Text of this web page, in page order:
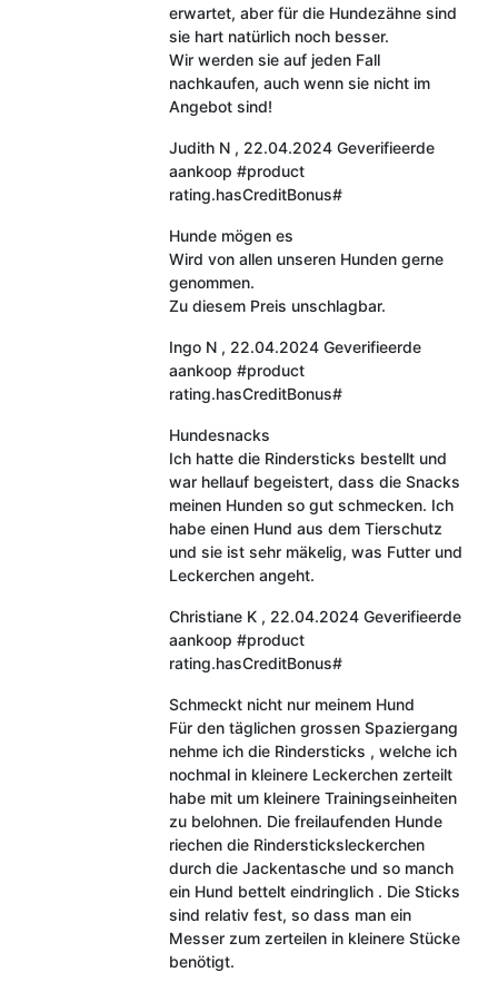
erwartet, aber für die Hundezähne sind
sie hart natürlich noch besser.
Wir werden sie auf jeden Fall
nachkaufen, auch wenn sie nicht im
Angebot sind!
Judith N , 22.04.2024 Geverifieerde
aankoop #product
rating.hasCreditBonus#
Hunde mögen es
Wird von allen unseren Hunden gerne
genommen.
Zu diesem Preis unschlagbar.
Ingo N , 22.04.2024 Geverifieerde
aankoop #product
rating.hasCreditBonus#
Hundesnacks
Ich hatte die Rindersticks bestellt und
war hellauf begeistert, dass die Snacks
meinen Hunden so gut schmecken. Ich
habe einen Hund aus dem Tierschutz
und sie ist sehr mäkelig, was Futter und
Leckerchen angeht.
Christiane K , 22.04.2024 Geverifieerde
aankoop #product
rating.hasCreditBonus#
Schmeckt nicht nur meinem Hund
Für den täglichen grossen Spaziergang
nehme ich die Rindersticks , welche ich
nochmal in kleinere Leckerchen zerteilt
habe mit um kleinere Trainingseinheiten
zu belohnen. Die freilaufenden Hunde
riechen die Rindersticksleckerchen
durch die Jackentasche und so manch
ein Hund bettelt eindringlich . Die Sticks
sind relativ fest, so dass man ein
Messer zum zerteilen in kleinere Stücke
benötigt.